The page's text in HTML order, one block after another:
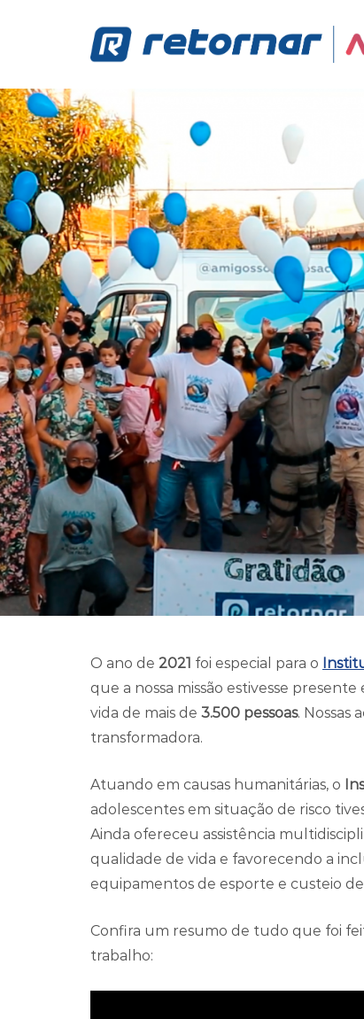
O ano de 2021 foi especial para o
que a nossa missão estivesse presente
vida de mais de 3.500 pessoas. Nossas
transformadora.
Atuando em causas humanitárias, o
adolescentes em situação de risco
Ainda ofereceu assistência
qualidade de vida e favorecendo a
equipamentos de esporte e custeio
Confira um resumo de tudo que foi
trabalho: